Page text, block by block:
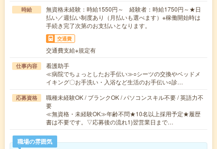
時給
無資格未経験：時給1550円～ 経験者：時給1750円～★日
払い／週払い制度あり（月払いも選べます）※稼働開始時は
手続き完了次第のお支払いとなります。
交通費
交通費支給※規定有
仕事内容
看護助手
≪病院でちょっとしたお手伝い≫○シーツの交換やベッドメ
イキング〇お手洗い・入浴など生活のお手伝い○診…
応募資格
職種未経験OK / ブランクOK / パソコンスキル不要 / 英語力不
要
≪無資格・未経験OK≫年齢不問★10名以上採用予定★履歴
書は不要です。▽応募後の流れ1)翌営業日まで…
職場の雰囲気